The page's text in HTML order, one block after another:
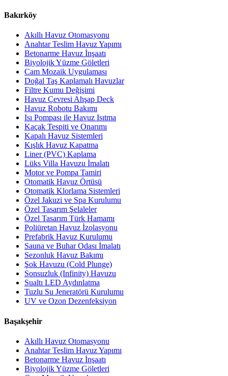
Bakırköy
Akıllı Havuz Otomasyonu
Anahtar Teslim Havuz Yapımı
Betonarme Havuz İnşaatı
Biyolojik Yüzme Göletleri
Cam Mozaik Uygulaması
Doğal Taş Kaplamalı Havuzlar
Filtre Kumu Değişimi
Havuz Çevresi Ahşap Deck
Havuz Robotu Bakımı
Isı Pompası ile Havuz Isıtma
Kaçak Tespiti ve Onarımı
Kapalı Havuz Sistemleri
Kışlık Havuz Kapatma
Liner (PVC) Kaplama
Lüks Villa Havuzu İmalatı
Motor ve Pompa Tamiri
Otomatik Havuz Örtüsü
Otomatik Klorlama Sistemleri
Özel Jakuzi ve Spa Kurulumu
Özel Tasarım Şelaleler
Özel Tasarım Türk Hamamı
Poliüretan Havuz İzolasyonu
Prefabrik Havuz Kurulumu
Sauna ve Buhar Odası İmalatı
Sezonluk Havuz Bakımı
Şok Havuzu (Cold Plunge)
Sonsuzluk (Infinity) Havuzu
Sualtı LED Aydınlatma
Tuzlu Su Jeneratörü Kurulumu
UV ve Ozon Dezenfeksiyon
Başakşehir
Akıllı Havuz Otomasyonu
Anahtar Teslim Havuz Yapımı
Betonarme Havuz İnşaatı
Biyolojik Yüzme Göletleri